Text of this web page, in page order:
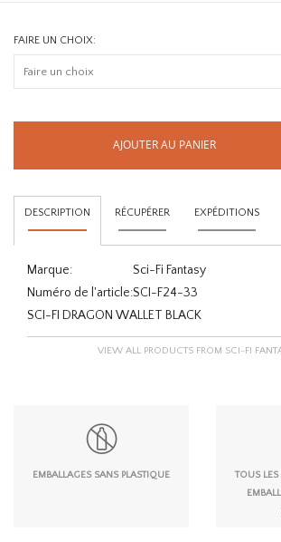
FAIRE UN CHOIX:
AJOUTER AU PANIER
DESCRIPTION RÉCUPÉRER EXPÉDITIONS
Marque:
Sci-Fi Fantasy
Numéro de l'article:SCI-F24-33
SCI-FI DRAGON WALLET BLACK
VIEW ALL PRODUCTS FROM SCI-FI
EMBALLAGES SANS PLASTIQUE
TOUS